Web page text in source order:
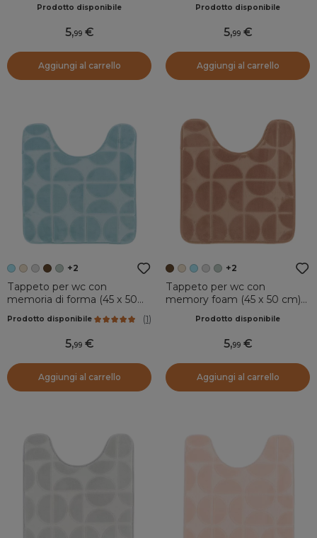
Prodotto disponibile
5,99
Aggiungi al carrello
Prodotto disponibile
5,99
Aggiungi al carrello
+2
Tappeto per wc con
memoria di forma (45 x 50
Prodotto disponibile (1)
5,99
Aggiungi al carrello
+2
Tappeto per wc con
memory foam (45 x 50 cm)
Prodotto disponibile
5,99
Aggiungi al carrello